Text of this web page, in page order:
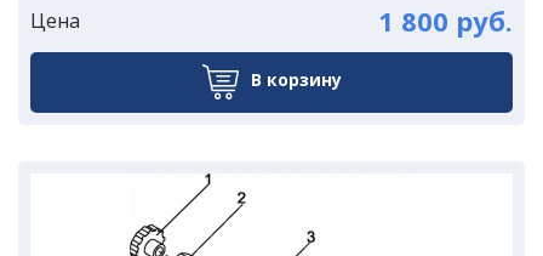
Цена 1 800 руб.
В корзину